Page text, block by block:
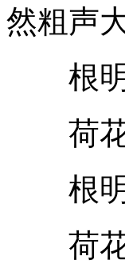
然粗声
根明
荷花
根明
荷花